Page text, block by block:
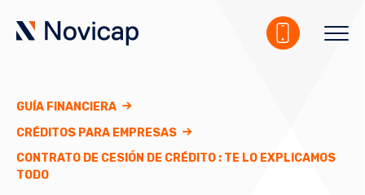
GUÍA FINANCIERA
CRÉDITOS PARA EMPRESAS
CONTRATO DE CESIÓN DE CRÉDITO : TE LO EXPLICAMOS
TODO